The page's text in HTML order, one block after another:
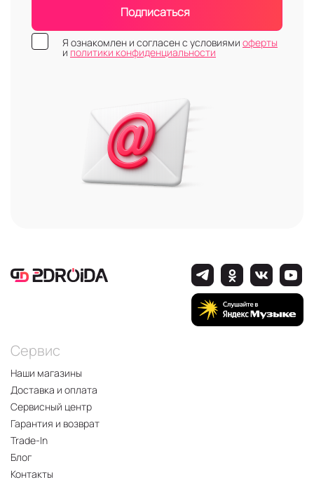
Подписаться
Я ознакомлен и согласен с условиями оферты
и политики конфиденциальности
Сервис
Наши магазины
Доставка и оплата
Сервисный центр
Гарантия и возврат
Trade-In
Блог
Контакты